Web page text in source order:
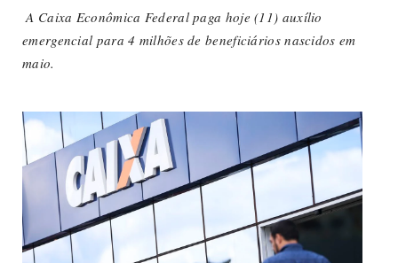
A Caixa Econômica Federal paga hoje (11) auxílio
emergencial para 4 milhões de beneficiários nascidos em
maio.